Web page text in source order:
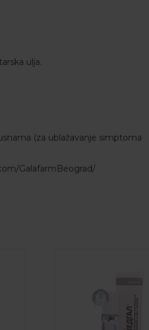
ulja.
(za ublažavanje simptoma
GalafarmBeograd/